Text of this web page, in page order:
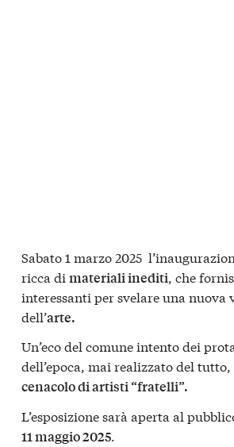
Sabato 1 marzo 2025
ricca di materiali inediti, che
interessanti per svelare una nuova
dell’arte.
Un’eco del comune intento dei
dell’epoca, mai realizzato del
cenacolo di artisti “fratelli”.
L’esposizione sarà aperta al
11 maggio 2025.